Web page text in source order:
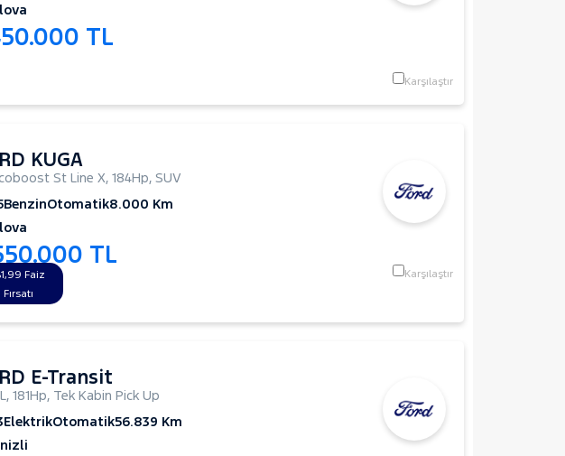
TL
Karşılaştır
KUGA
St Line X, 184Hp, SUV
BenzinOtomatik8.000 Km
TL
Faiz
Fırsatı
Karşılaştır
E-Transit
, 181Hp, Tek Kabin Pick Up
ElektrikOtomatik56.839 Km